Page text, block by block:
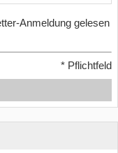
Anmeldung gelesen
* Pflichtfeld